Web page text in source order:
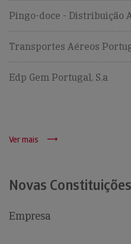
Pingo-doce - Distribuição
Transportes Aéreos
Edp Gem Portugal, S.a
Ver mais
Novas Constituições
Empresa